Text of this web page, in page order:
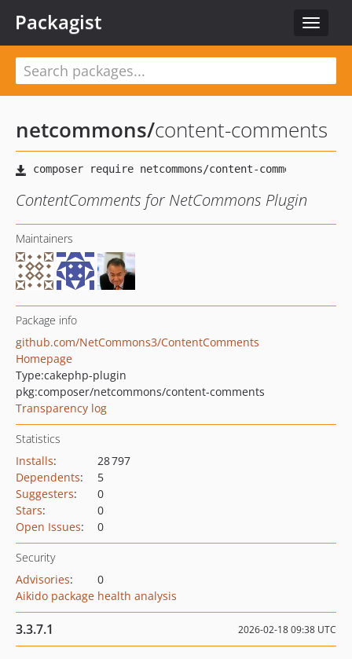
Toggle
Packagist
netcommons/content-comments
ContentComments for NetCommons Plugin
Maintainers
Package info
github.com/NetCommons3/ContentComments
Homepage
Type:cakephp-plugin
pkg:composer/netcommons/content-comments
Transparency log
Statistics
Installs:
28 797
Dependents:
5
Suggesters:
0
Stars:
0
Open Issues: 0
Security
Advisories:
0
Aikido package health analysis
3.3.7.1 2026-02-18 09:38 UTC